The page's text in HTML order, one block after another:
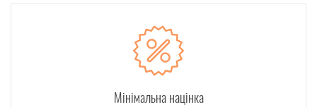
Мінімальна націнка